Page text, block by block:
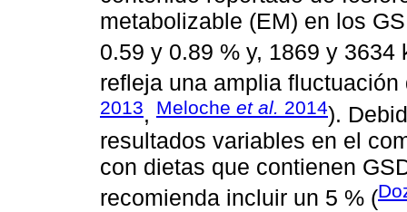
metabolizable (EM) en los
0.59 y 0.89 % y, 1869 y 3634
refleja una amplia
2013, Meloche et al. 2014).
resultados variables en el
con dietas que contienen
recomienda incluir un 5 % (